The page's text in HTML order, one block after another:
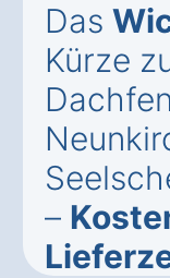
Das
Kürze
–